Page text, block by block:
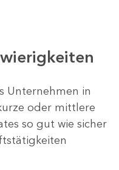
Unternehmen in
oder mittlere
so gut wie sicher